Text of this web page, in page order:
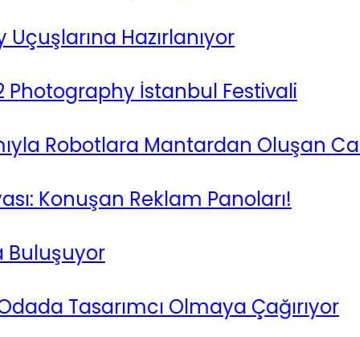
Hazırlanıyor
İstanbul Festivali
Mantardan Oluşan Canlı
Reklam Panoları!
Tasarımcı Olmaya Çağırıyor